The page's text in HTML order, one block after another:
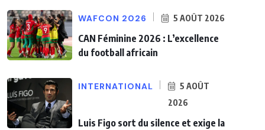
WAFCON 2026 5 AOÛT 2026
CAN Féminine 2026 : L’excellence
du football africain
INTERNATIONAL
5 AOÛT
2026
Luis Figo sort du silence et exige la